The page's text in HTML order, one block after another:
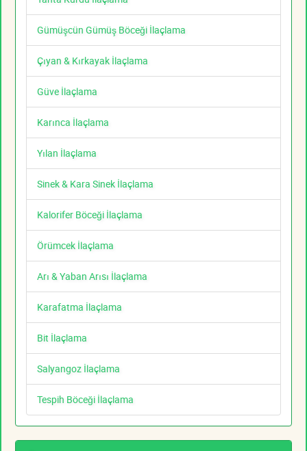
Gümüşcün Gümüş Böceği İlaçlama
Çıyan & Kırkayak İlaçlama
Güve İlaçlama
Karınca İlaçlama
Yılan İlaçlama
Sinek & Kara Sinek İlaçlama
Kalorifer Böceği İlaçlama
Örümcek İlaçlama
Arı & Yaban Arısı İlaçlama
Karafatma İlaçlama
Bit İlaçlama
Salyangoz İlaçlama
Tespih Böceği İlaçlama